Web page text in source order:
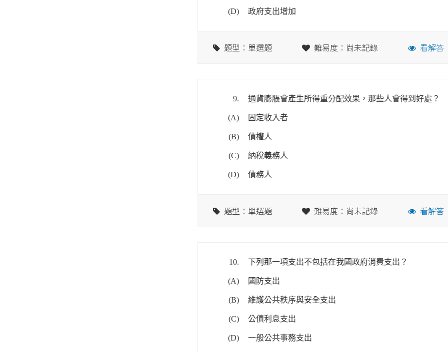
(D) 政府支出增加
題型：單選題 難易度：尚未記錄 看解答
9. 通貨膨脹會產生所得重分配效果，那些人會得到好處？
(A) 固定收入者
(B) 債權人
(C) 納稅義務人
(D) 債務人
題型：單選題 難易度：尚未記錄 看解答
10. 下列那一項支出不包括在我國政府消費支出？
(A) 國防支出
(B) 維護公共秩序與安全支出
(C) 公債利息支出
(D) 一般公共事務支出